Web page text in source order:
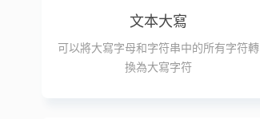
文本大寫
可以將大寫字母和字符串中的所有字符轉
換為大寫字符